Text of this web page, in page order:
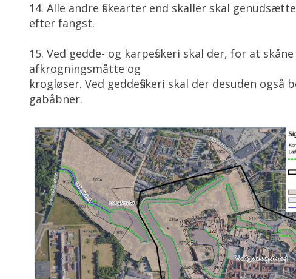
14. Alle andre fiskearter end skaller skal
efter fangst.
15. Ved gedde- og karpefiskeri skal der, for at skåne
afkrogningsmåtte og
krogløser. Ved geddefiskeri skal der desuden også
gabåbner.